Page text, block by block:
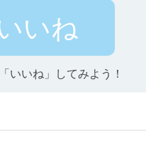
いね
いいね」してみよう！